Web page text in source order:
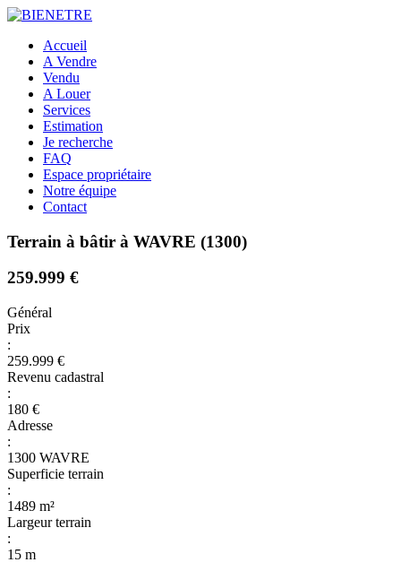
Accueil
A Vendre
Vendu
A Louer
Services
Estimation
Je recherche
FAQ
Espace propriétaire
Notre équipe
Contact
Terrain à bâtir à WAVRE (1300)
259.999 €
Général
Prix
:
259.999 €
Revenu cadastral
:
180 €
Adresse
:
1300 WAVRE
Superficie terrain
:
1489 m²
Largeur terrain
:
15 m